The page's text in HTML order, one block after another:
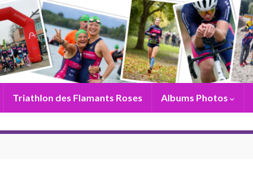
Triathlon des Flamants Roses Albums Photos